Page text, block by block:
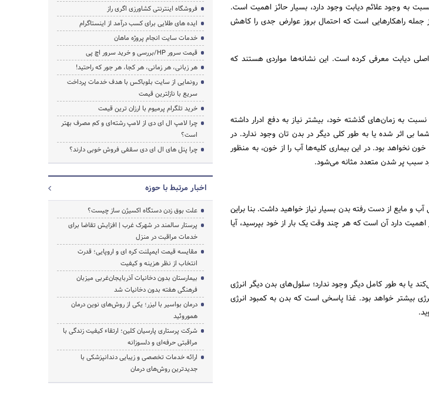
جستجو
به وجود علائم دیابت وجود دارد، بسیار حائز اهمیت است.
راهکارهایی است که احتمال بروز عوارض جدی را کاهش
عنوان نشانه‌های اصلی دیابت معرفی کرده است. این نشانه‌ها مواردی هستند که
به زمان‌های گذشته خود، بیشتر نیاز به دفع ادرار داشته
بی اثر شده یا به طور کلی دیگر در بدن تان وجود ندارد. در
خون نخواهد بود. در این بیماری کلیه‌ها آب را از خون، به منظور
سبب پر شدن متعدد مثانه می‌شود.
و مایع از دست رفته بدن بسیار نیاز خواهید داشت. بنا براین
دارد آن است که هر چند وقت یک‌ بار از خود بپرسید، آیا
یا به طور کامل دیگر وجود ندارد؛ سلول‌های بدن دیگر انرژی
بیشتر خواهد بود. غذا پاسخی است که بدن به کمبود انرژی
فروشگاه اینترنتی کشاورزی اگری راز
ایده های طلایی برای کسب درآمد از اینستاگرام
خدمات سایت انجام پروژه ماهان
قیمت سرور HP/بررسی و خرید سرور اچ پی
هر زبانی، هر زمانی، هر کجا، هر جور که راحتید!
رونمایی از سایت بلوباکس با هدف خدمات پرداخت
سریع با نازلترین قیمت
خرید تلگرام پرمیوم با ارزان ترین قیمت
چرا لامپ ال ای دی از لامپ رشته‌ای و کم مصرف بهتر
است؟
چرا پنل های ال ای دی سقفی فروش خوبی دارند؟
اخبار مرتبط با حوزه
علت بوق زدن دستگاه اکسیژن ساز چیست؟
پرستار سالمند در شهرک غرب | افزایش تقاضا برای
خدمات مراقبت در منزل
مقایسه قیمت ایمپلنت کره ای و اروپایی؛ قدرت
انتخاب از نظر هزینه و کیفیت
بیمارستان بدون دخانیات آذربایجان‌غربی میزبان
فرهنگی هفته بدون دخانیات شد
درمان بواسیر با لیزر؛ یکی از روش‌های نوین درمان
هموروئید
شرکت پرستاری پارسیان کلین؛ ارتقاء کیفیت زندگی با
مراقبتی حرفه‌ای و دلسوزانه
ارائه خدمات تخصصی و زیبایی دندانپزشکی با
جدیدترین روش‌های درمان